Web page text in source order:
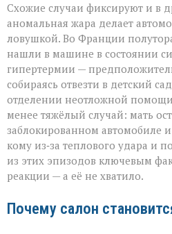
Схожие случаи фиксируют и в
аномальная жара делает
ловушкой. Во Франции
нашли в машине в состоянии
гипертермии —
собираясь отвезти в детский
отделении неотложной
менее тяжёлый случай: мать
заблокированном автомобиле
кому из‑за теплового удара и
из этих эпизодов ключевым
реакции — а её не хватило.
Почему салон